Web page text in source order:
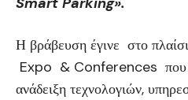
Η βράβευση έγινε στο
Expo & Conferences που
ανάδειξη τεχνολογιών,